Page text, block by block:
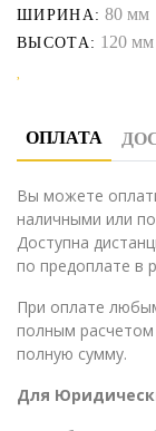
ШИРИНА: 80 мм
ВЫСОТА: 120 мм
ОПЛАТА
Вы можете
наличными или
Доступна
по предоплате в
При оплате
полным
полную сумму.
Для